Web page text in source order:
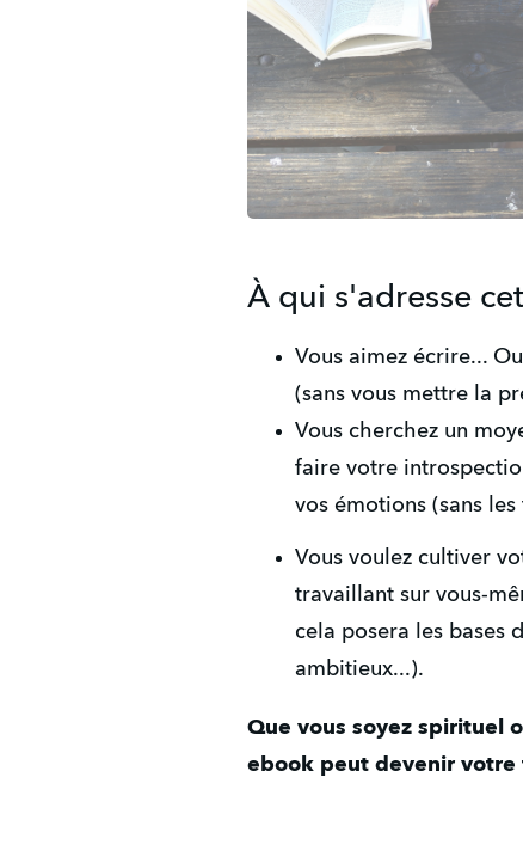
À qui s'adresse
Vous aimez écrire...
(sans vous mettre la
Vous cherchez un
faire votre
vos émotions (sans les
Vous voulez cultiver
travaillant sur vous-
cela posera les bases
ambitieux...).
Que vous soyez spirituel
ebook peut devenir votre